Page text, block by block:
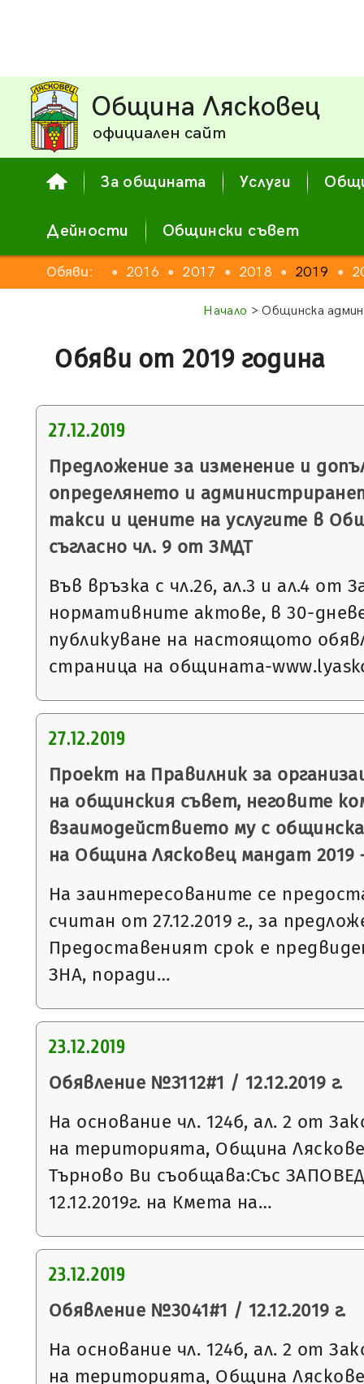
Община Лясковец
официален сайт
За общината Услуги
Дейности Общински съвет
Обяви:
● 2015 ● 2016 ● 2017 ● 2018 ● 2019 ●
Начало > Общинска
Обяви от 2019 година
27.12.2019
Предложение за изменение и
определянето и
такси и цените на услугите в
съгласно чл. 9 от ЗМДТ
Във връзка с чл.26, ал.3 и ал.4 от
нормативните актове, в 30-
публикуване на настоящото
страница на общината-
27.12.2019
Проект на Правилник за
на общинския съвет, неговите
взаимодействието му с
на Община Лясковец мандат 2019
На заинтересованите се
считан от 27.12.2019 г., за
Предоставеният срок е
ЗНА, поради…
23.12.2019
Обявление №3112#1 / 12.12.2019 г.
На основание чл. 124б, ал. 2 от
на територията, Община
Търново Ви съобщава:Със
12.12.2019г. на Кмета на…
23.12.2019
Обявление №3041#1 / 12.12.2019 г.
На основание чл. 124б, ал. 2 от
на територията, Община